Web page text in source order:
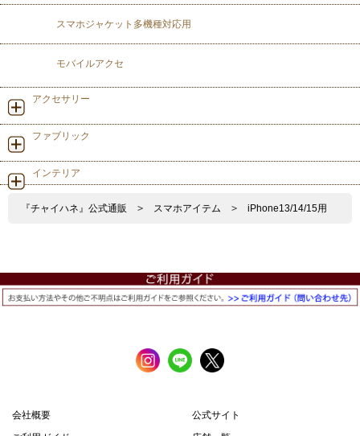
スマホジャケット多機種対応用
モバイルアクセ
アクセサリー
ファブリック
インテリア
『チャイハネ』公式通販 > スマホアイテム > iPhone13/14/15用
会社概要
公式サイト